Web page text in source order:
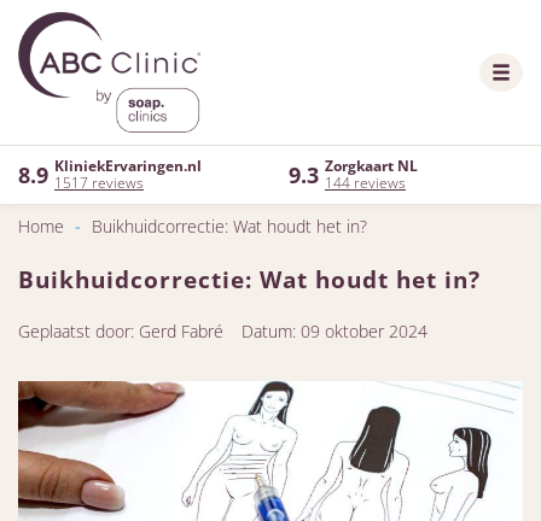
8.9 KliniekErvaringen.nl
1517 reviews
9.3 Zorgkaart NL
144 reviews
Home - Buikhuidcorrectie: Wat houdt het in?
Buikhuidcorrectie: Wat houdt het in?
Geplaatst door: Gerd Fabré Datum: 09 oktober 2024